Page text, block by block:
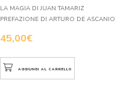
45,00€
LA MAGIA DI JUAN TAMARIZ
PREFAZIONE DI ARTURO DE ASCANIO
AGGIUNGI AL CARRELLO